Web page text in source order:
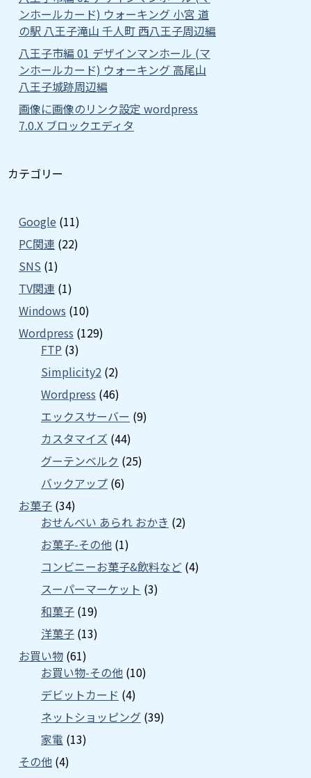
ンホールカード) ウォーキング 小宮 道
の駅 八王子滝山 千人町 西八王子周辺編
八王子市編 01 デザインマンホール (マ
ンホールカード) ウォーキング 高尾山
八王子城跡周辺編
画像に画像のリンク設定 wordpress
7.0.X ブロックエディタ
カテゴリー
Google (11)
PC関連 (22)
SNS (1)
TV関連 (1)
Windows (10)
Wordpress (129)
FTP (3)
Simplicity2 (2)
Wordpress (46)
エックスサーバー (9)
カスタマイズ (44)
グーテンベルク (25)
バックアップ (6)
お菓子 (34)
おせんべい あられ おかき (2)
お菓子-その他 (1)
コンビニーお菓子&飲料など (4)
スーパーマーケット (3)
和菓子 (19)
洋菓子 (13)
お買い物 (61)
お買い物-その他 (10)
デビットカード (4)
ネットショッピング (39)
家電 (13)
その他 (4)